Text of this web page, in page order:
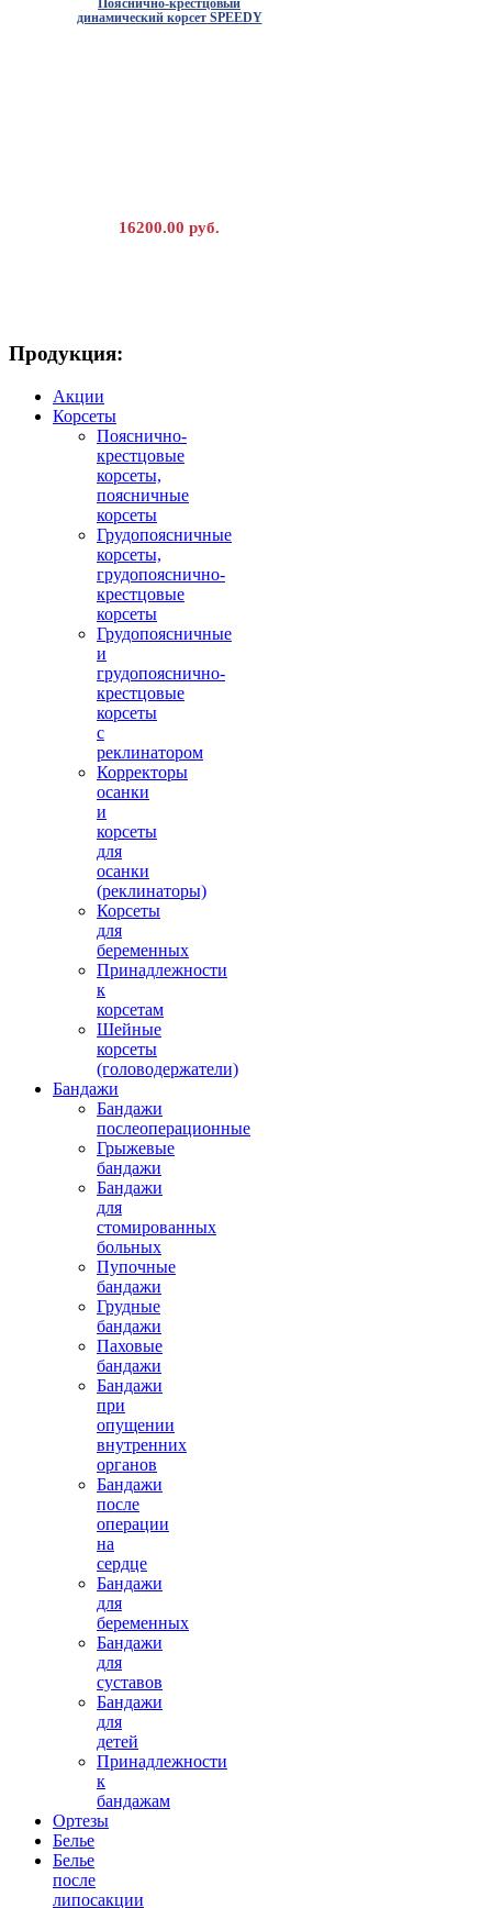
Пояснично-крестцовый
динамический корсет SPEEDY
16200.00 руб.
5900.00 руб.
Поясничный корсет CROSSOVER/19
13600.00 руб.
Грудопояснично-крестцовый корсет
CROSSOVER DL
30800.00 руб.
Ортез (бандаж) на коленный сустав
GNC 1110 BIAGIA
Продукция:
Акции
Корсеты
Пояснично-
крестцовые
корсеты,
поясничные
корсеты
Грудопоясничные
корсеты,
грудопояснично-
крестцовые
корсеты
Грудопоясничные
и
грудопояснично-
крестцовые
корсеты
с
реклинатором
Корректоры
осанки
и
корсеты
для
осанки
(реклинаторы)
Корсеты
для
беременных
Принадлежности
к
корсетам
Шейные
корсеты
(головодержатели)
Бандажи
Бандажи
послеоперационные
Грыжевые
бандажи
Бандажи
для
стомированных
больных
Пупочные
бандажи
Грудные
бандажи
Паховые
бандажи
Бандажи
при
опущении
внутренних
органов
Бандажи
после
операции
на
сердце
Бандажи
для
беременных
Бандажи
для
суставов
Бандажи
для
детей
Принадлежности
к
бандажам
Ортезы
Белье
Белье
после
липосакции